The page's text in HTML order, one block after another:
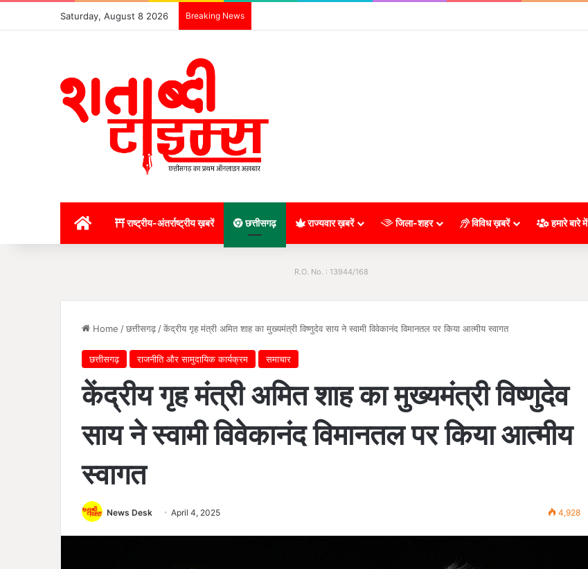
Saturday, August 8 2026 Breaking News
राष्ट्रीय-अंतर्राष्ट्रीय ख़बरें छत्तीसगढ़ राज्यवार ख़बरें जिला-शहर विविध ख़बरें हमारे बारे में
R.O. No. : 13944/168
Home /छत्तीसगढ़ /केंद्रीय गृह मंत्री अमित शाह का मुख्यमंत्री विष्णुदेव साय ने स्वामी विवेकानंद विमानतल पर किया आत्मीय स्वागत
छत्तीसगढ़ राजनीति और सामुदायिक कार्यक्रम समाचार
केंद्रीय गृह मंत्री अमित शाह का मुख्यमंत्री विष्णुदेव
साय ने स्वामी विवेकानंद विमानतल पर किया आत्मीय
स्वागत
News Desk April 4, 2025 4,928